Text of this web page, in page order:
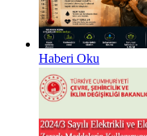
Haberi Oku